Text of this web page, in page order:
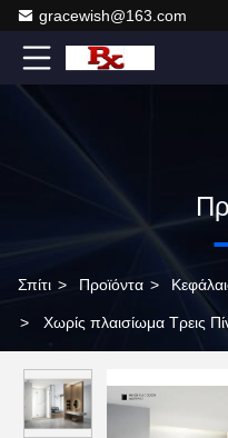
gracewish@163.com
Σπίτι > Προϊόντα >
> Χωρίς πλαισίωμα Τρεις